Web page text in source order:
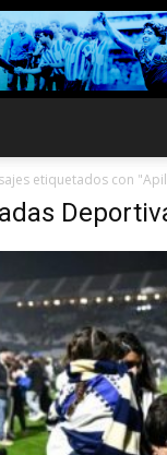
etiquetados con